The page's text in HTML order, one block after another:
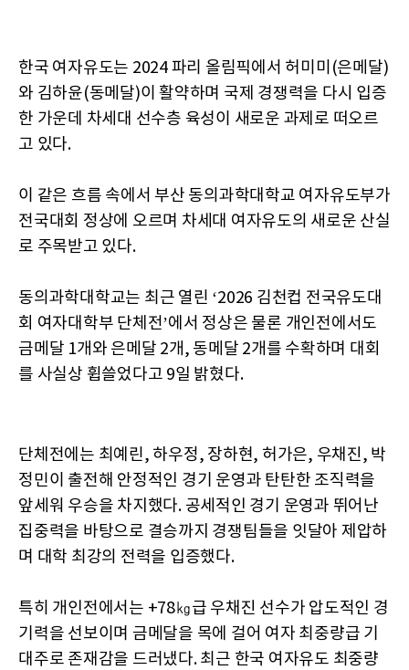
한국 여자유도는 2024 파리 올림픽에서 허미미(은메달)
와 김하윤(동메달)이 활약하며 국제 경쟁력을 다시 입증
한 가운데 차세대 선수층 육성이 새로운 과제로 떠오르
고 있다.
이 같은 흐름 속에서 부산 동의과학대학교 여자유도부가
전국대회 정상에 오르며 차세대 여자유도의 새로운 산실
로 주목받고 있다.
동의과학대학교는 최근 열린 ‘2026 김천컵 전국유도대
회 여자대학부 단체전’에서 정상은 물론 개인전에서도
금메달 1개와 은메달 2개, 동메달 2개를 수확하며 대회
를 사실상 휩쓸었다고 9일 밝혔다.
단체전에는 최예린, 하우정, 장하현, 허가은, 우채진, 박
정민이 출전해 안정적인 경기 운영과 탄탄한 조직력을
앞세워 우승을 차지했다. 공세적인 경기 운영과 뛰어난
집중력을 바탕으로 결승까지 경쟁팀들을 잇달아 제압하
며 대학 최강의 전력을 입증했다.
특히 개인전에서는 +78㎏급 우채진 선수가 압도적인 경
기력을 선보이며 금메달을 목에 걸어 여자 최중량급 기
대주로 존재감을 드러냈다. 최근 한국 여자유도 최중량